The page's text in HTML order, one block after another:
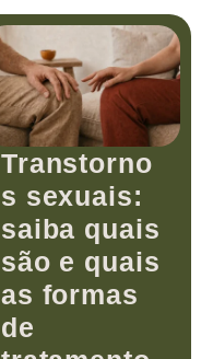
Transtorno
s sexuais:
saiba quais
são e quais
as formas
de